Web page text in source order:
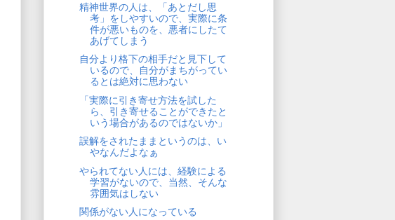
精神世界の人は、「あとだし思
考」をしやすいので、実際に条
件が悪いものを、悪者にしたて
あげてしまう
自分より格下の相手だと見下して
いるので、自分がまちがってい
るとは絶対に思わない
「実際に引き寄せ方法を試した
ら、引き寄せることができたと
いう場合があるのではないか」
誤解をされたままというのは、い
やなんだよなぁ
やられてない人には、経験による
学習がないので、当然、そんな
雰囲気はしない
関係がない人になっている